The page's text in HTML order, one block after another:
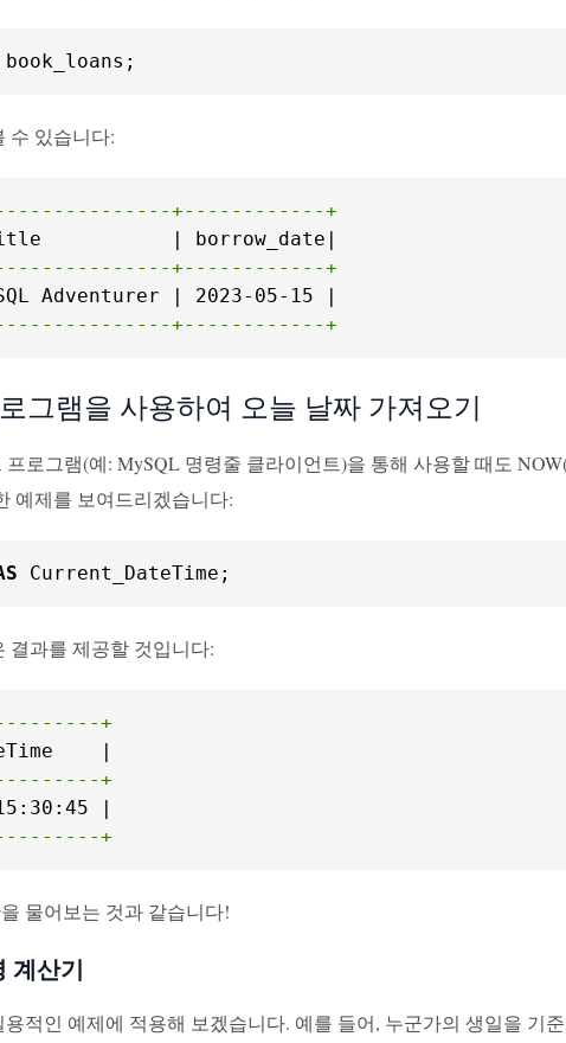
book_loans;
수 있습니다:
+------------+
+------------+
+------------+
그램을 사용하여 오늘 날짜 가져오기
로그램(예: MySQL 명령줄 클라이언트)을 통해 사용할 때도
예제를 보여드리겠습니다:
Current_DateTime;
결과를 제공할 것입니다:
+
+
+
물어보는 것과 같습니다!
계산기
적인 예제에 적용해 보겠습니다. 예를 들어, 누군가의 생일을 기